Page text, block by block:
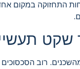
התחזוקה במקום
שקט
רוב הסכסוכים